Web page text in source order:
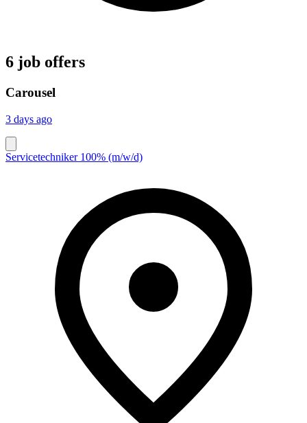
6 job offers
Carousel
3 days ago
Servicetechniker 100% (m/w/d)